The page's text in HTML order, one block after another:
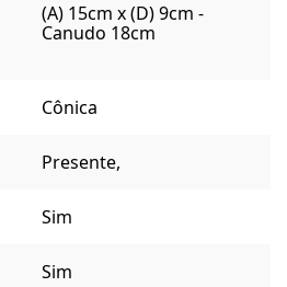
(A) 15cm x (D) 9cm -
Canudo 18cm
Cônica
Presente,
Sim
Sim